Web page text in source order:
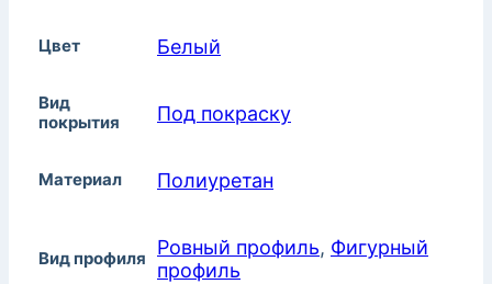
Цвет Белый
Вид
покрытия
Под покраску
Материал Полиуретан
Вид профиля Ровный профиль, Фигурный
профиль